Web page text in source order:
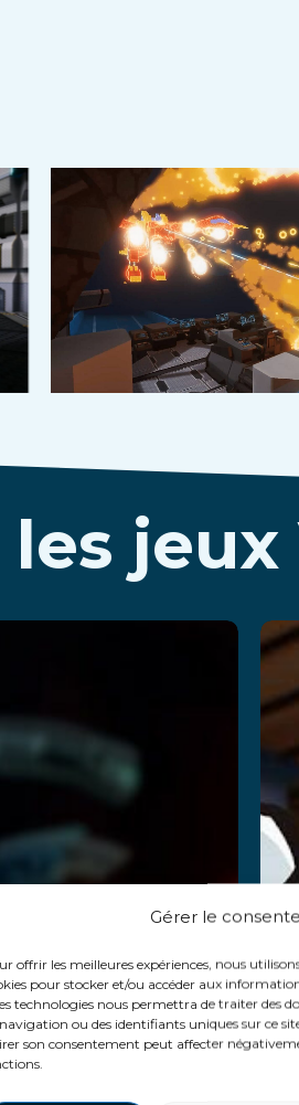
Gérer le
offrir les meilleures expériences, nous
pour stocker et/ou accéder aux
technologies nous permettra de traiter des
ou des identifiants uniques sur ce
son consentement peut affecter
les jeux
Robbers